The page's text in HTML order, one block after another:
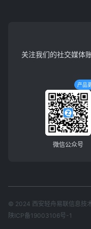
关注我们的社交媒体
产品
微信公众号
© 2024 西安轻舟易联信息技
陕ICP备19003106号-1